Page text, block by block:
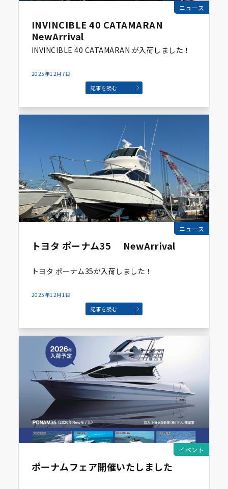
ニュース
INVINCIBLE 40 CATAMARAN
NewArrival
INVINCIBLE 40 CATAMARAN が入荷しました！
2025年12月7日
記事を読む
ニュース
トヨタ ポーナム35 NewArrival
トヨタ ポーナム35が入荷しました！
2025年12月1日
記事を読む
イベント
ポーナムフェア開催いたしました